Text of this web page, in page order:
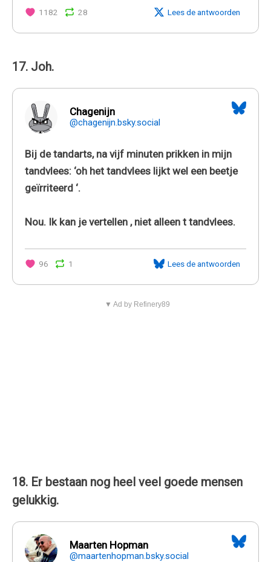
1182 28 Lees de antwoorden
17. Joh.
Chagenijn
@chagenijn.bsky.social
Bij de tandarts, na vijf minuten prikken in mijn
tandvlees: ‘oh het tandvlees lijkt wel een beetje
geïrriteerd ‘.
Nou. Ik kan je vertellen , niet alleen t tandvlees.
96 1 Lees de antwoorden
▼ Ad by Refinery89
18. Er bestaan nog heel veel goede mensen
gelukkig.
Maarten Hopman
@maartenhopman.bsky.social